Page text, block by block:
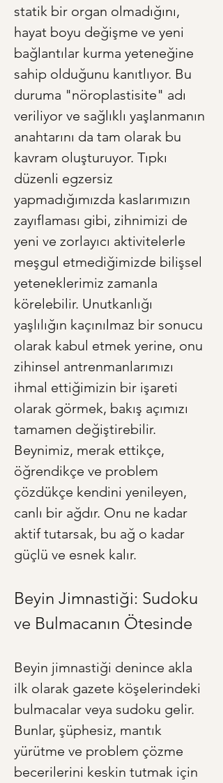
statik bir organ olmadığını,
hayat boyu değişme ve yeni
bağlantılar kurma yeteneğine
sahip olduğunu kanıtlıyor. Bu
duruma "nöroplastisite" adı
veriliyor ve sağlıklı yaşlanmanın
anahtarını da tam olarak bu
kavram oluşturuyor. Tıpkı
düzenli egzersiz
yapmadığımızda kaslarımızın
zayıflaması gibi, zihnimizi de
yeni ve zorlayıcı aktivitelerle
meşgul etmediğimizde bilişsel
yeteneklerimiz zamanla
körelebilir. Unutkanlığı
yaşlılığın kaçınılmaz bir sonucu
olarak kabul etmek yerine, onu
zihinsel antrenmanlarımızı
ihmal ettiğimizin bir işareti
olarak görmek, bakış açımızı
tamamen değiştirebilir.
Beynimiz, merak ettikçe,
öğrendikçe ve problem
çözdükçe kendini yenileyen,
canlı bir ağdır. Onu ne kadar
aktif tutarsak, bu ağ o kadar
güçlü ve esnek kalır.
Beyin Jimnastiği: Sudoku
ve Bulmacanın Ötesinde
Beyin jimnastiği denince akla
ilk olarak gazete köşelerindeki
bulmacalar veya sudoku gelir.
Bunlar, şüphesiz, mantık
yürütme ve problem çözme
becerilerini keskin tutmak için